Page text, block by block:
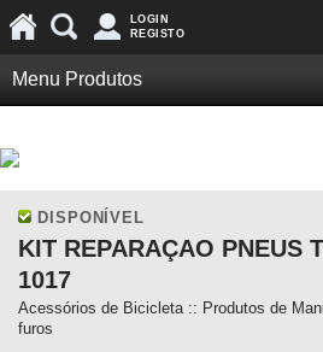
LOGIN
REGISTO
Menu Produtos
DISPONÍVEL
KIT REPARAÇAO PNEUS
1017
Acessórios de Bicicleta :: Produtos de
furos